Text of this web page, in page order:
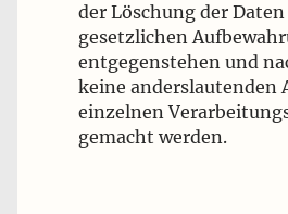
der Löschung der
gesetzlichen
entgegenstehen und
keine anderslautenden
einzelnen
gemacht werden.